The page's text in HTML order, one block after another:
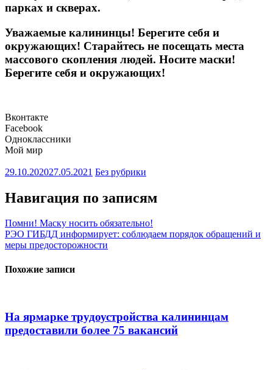
парках и скверах.
Уважаемые калининцы! Берегите себя и
окружающих! Старайтесь не посещать места
массового скопления людей. Носите маски!
Берегите себя и окружающих!
Вконтакте
Facebook
Одноклассники
Мой мир
29.10.202027.05.2021 Без рубрики
Навигация по записям
Помни! Маску носить обязательно!
РЭО ГИБДД информирует: соблюдаем порядок обращений и
меры предосторожности
Похожие записи
На ярмарке трудоустройства калининцам
предоставили более 75 вакансий